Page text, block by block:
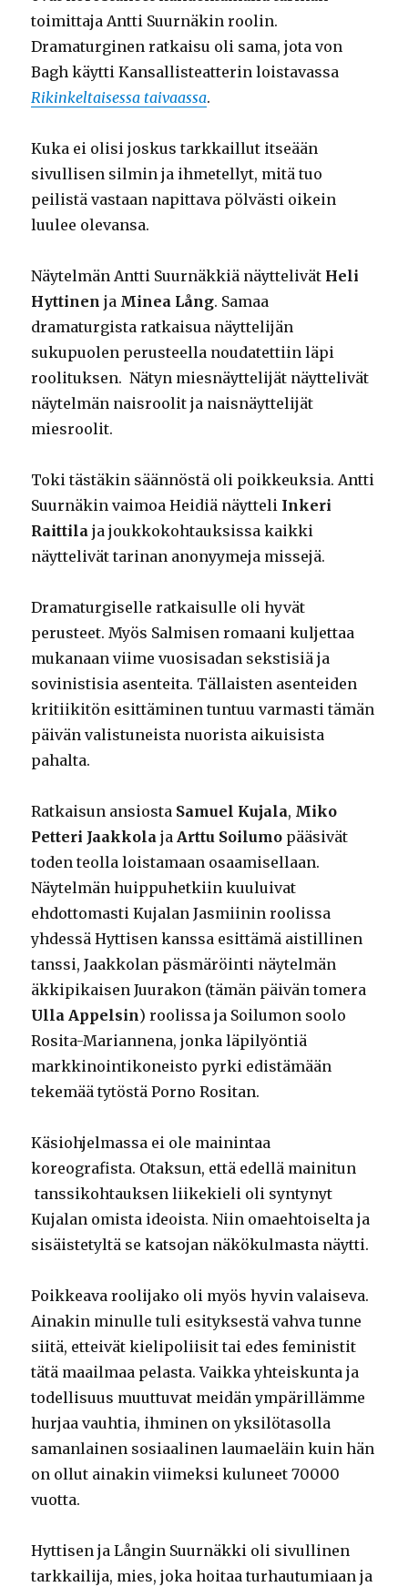
toimittaja Antti Suurnäkin roolin.
Dramaturginen ratkaisu oli sama, jota von
Bagh käytti Kansallisteatterin loistavassa
Rikinkeltaisessa taivaassa.
Kuka ei olisi joskus tarkkaillut itseään
sivullisen silmin ja ihmetellyt, mitä tuo
peilistä vastaan napittava pölvästi oikein
luulee olevansa.
Näytelmän Antti Suurnäkkiä näyttelivät Heli
Hyttinen ja Minea Lång. Samaa
dramaturgista ratkaisua näyttelijän
sukupuolen perusteella noudatettiin läpi
roolituksen. Nätyn miesnäyttelijät näyttelivät
näytelmän naisroolit ja naisnäyttelijät
miesroolit.
Toki tästäkin säännöstä oli poikkeuksia. Antti
Suurnäkin vaimoa Heidiä näytteli Inkeri
Raittila ja joukkokohtauksissa kaikki
näyttelivät tarinan anonyymeja missejä.
Dramaturgiselle ratkaisulle oli hyvät
perusteet. Myös Salmisen romaani kuljettaa
mukanaan viime vuosisadan sekstisiä ja
sovinistisia asenteita. Tällaisten asenteiden
kritiikitön esittäminen tuntuu varmasti tämän
päivän valistuneista nuorista aikuisista
pahalta.
Ratkaisun ansiosta Samuel Kujala, Miko
Petteri Jaakkola jaArttu Soilumo pääsivät
toden teolla loistamaan osaamisellaan.
Näytelmän huippuhetkiin kuuluivat
ehdottomasti Kujalan Jasmiinin roolissa
yhdessä Hyttisen kanssa esittämä aistillinen
tanssi, Jaakkolan päsmäröinti näytelmän
äkkipikaisen Juurakon (tämän päivän tomera
Ulla Appelsin) roolissa ja Soilumon soolo
Rosita-Mariannena, jonka läpilyöntiä
markkinointikoneisto pyrki edistämään
tekemää tytöstä Porno Rositan.
Käsiohjelmassa ei ole mainintaa
koreografista. Otaksun, että edellä mainitun
tanssikohtauksen liikekieli oli syntynyt
Kujalan omista ideoista. Niin omaehtoiselta ja
sisäistetyltä se katsojan näkökulmasta näytti.
Poikkeava roolijako oli myös hyvin valaiseva.
Ainakin minulle tuli esityksestä vahva tunne
siitä, etteivät kielipoliisit tai edes feministit
tätä maailmaa pelasta. Vaikka yhteiskunta ja
todellisuus muuttuvat meidän ympärillämme
hurjaa vauhtia, ihminen on yksilötasolla
samanlainen sosiaalinen laumaeläin kuin hän
on ollut ainakin viimeksi kuluneet 70000
vuotta.
Hyttisen ja Långin Suurnäkki oli sivullinen
tarkkailija, mies, joka hoitaa turhautumiaan ja